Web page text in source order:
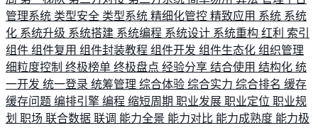
管理系统 类型安全 类型系统 精细化管控 精致应用 系统 系统
化 系统升级 系统搭建 系统编程 系统设计 系统重构 红利 索引
组件 组件复用 组件封装教程 组件开发 组件生态化 组织管理
细粒度控制 终极榜单 终极盘点 经验分享 结合使用 结构化 统
一开发 统一登录 统筹管理 综合体验 综合实力 综合排名 缓存
缓存问题 编排引擎 编程 缩短周期 职业发展 职业定位 职业规
划 职场 联合数据 联调 能力全景 能力对比 能力成熟度 能力极